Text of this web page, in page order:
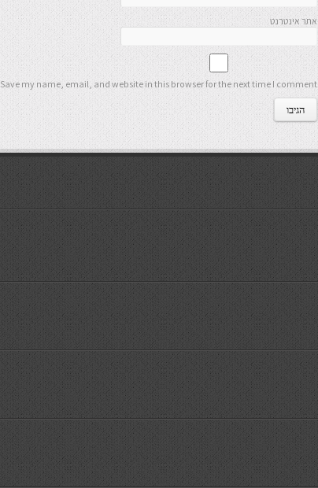
אתר אינטרנט
Save my name, email, and website in this browser for the next time I comment.